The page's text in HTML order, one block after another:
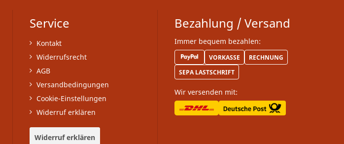
Service
Kontakt
Widerrufsrecht
AGB
Versandbedingungen
Cookie-Einstellungen
Widerruf erklären
Widerruf erklären
Bezahlung / Versand
Immer bequem bezahlen:
VORKASSE
RECHNUNG
SEPA LASTSCHRIFT
Wir versenden mit: